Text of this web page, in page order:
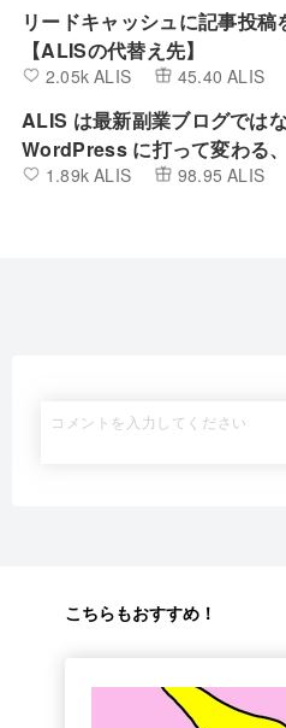
リードキャッシュに記事投稿
【ALISの代替え先】
2.05k ALIS 45.40 ALIS
ALIS は最新副業ブログでは
WordPress に打って変わる
とBlogの融合したプラットフ
1.89k ALIS 98.95 ALIS
こちらもおすすめ！